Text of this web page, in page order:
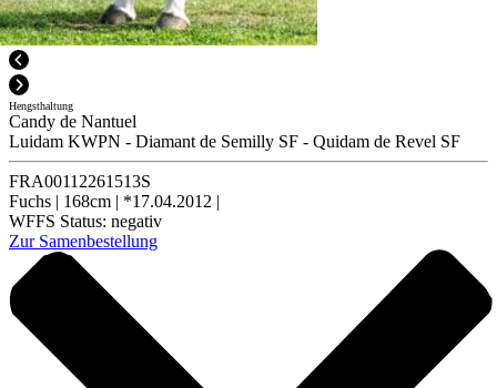
Hengsthaltung
Candy de Nantuel
Luidam KWPN - Diamant de Semilly SF - Quidam de Revel SF
FRA00112261513S
Fuchs | 168cm | *17.04.2012 |
WFFS Status: negativ
Zur Samenbestellung